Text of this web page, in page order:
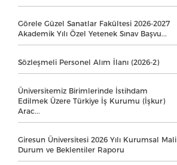
Görele Güzel Sanatlar Fakültesi 2026-2027
Akademik Yılı Özel Yetenek Sınav Başvu...
Sözleşmeli Personel Alım İlanı (2026-2)
Üniversitemiz Birimlerinde İstihdam
Edilmek Üzere Türkiye İş Kurumu (İşkur)
Arac...
Giresun Üniversitesi 2026 Yılı Kurumsal Mali
Durum ve Beklentiler Raporu